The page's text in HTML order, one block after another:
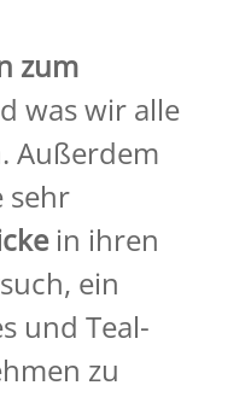
zum
was wir alle
Außerdem
sehr
in ihren
ein
und Teal-
zu